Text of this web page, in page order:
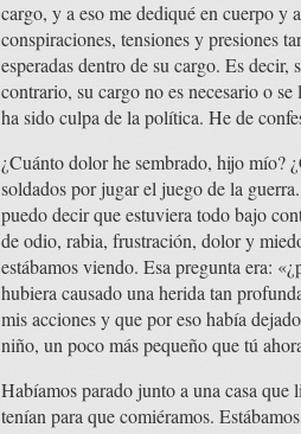
cargo, y a eso me dediqué en cuerpo y
conspiraciones, tensiones y presiones
esperadas dentro de su cargo. Es
contrario, su cargo no es necesario o
ha sido culpa de la política. He de
¿Cuánto dolor he sembrado, hijo mío?
soldados por jugar el juego de la
puedo decir que estuviera todo bajo
de odio, rabia, frustración, dolor y
estábamos viendo. Esa pregunta era:
hubiera causado una herida tan
mis acciones y que por eso había
niño, un poco más pequeño que tú
Habíamos parado junto a una casa
tenían para que comiéramos.